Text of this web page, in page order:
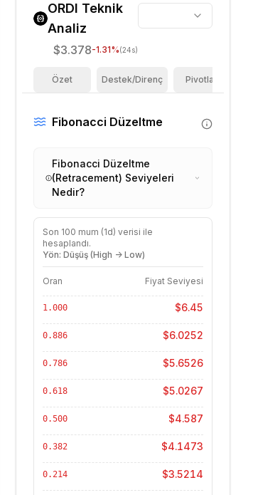
ORDI Teknik
Analiz
$3.378-1.31%(24s)
Özet Destek/Direnç Pivotlar
Fibonacci Düzeltme
Fibonacci Düzeltme
(Retracement) Seviyeleri
Nedir?
Son 100 mum (1d) verisi ile
hesaplandı.
Yön: Düşüş (High -> Low)
Oran Fiyat Seviyesi
1.000 $6.45
0.886 $6.0252
0.786 $5.6526
0.618 $5.0267
0.500 $4.587
0.382 $4.1473
0.214 $3.5214